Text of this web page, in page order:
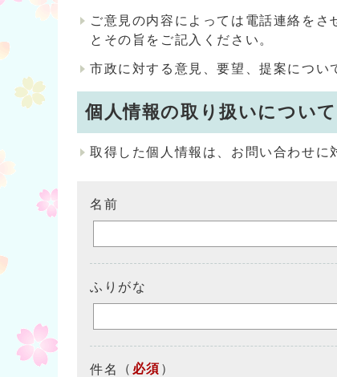
ご意見の内容によっては電話連絡を
とその旨をご記入ください。
市政に対する意見、要望、提案につい
個人情報の取り扱いについて
取得した個人情報は、お問い合わせに
名前
ふりがな
件名 （ 必須 ）